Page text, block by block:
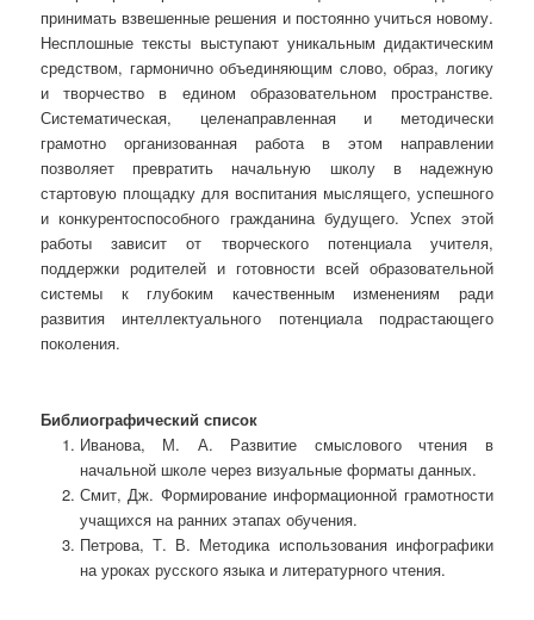
принимать взвешенные решения и постоянно учиться новому.
Несплошные тексты выступают уникальным дидактическим
средством, гармонично объединяющим слово, образ, логику
и творчество в едином образовательном пространстве.
Систематическая, целенаправленная и методически
грамотно организованная работа в этом направлении
позволяет превратить начальную школу в надежную
стартовую площадку для воспитания мыслящего, успешного
и конкурентоспособного гражданина будущего. Успех этой
работы зависит от творческого потенциала учителя,
поддержки родителей и готовности всей образовательной
системы к глубоким качественным изменениям ради
развития интеллектуального потенциала подрастающего
поколения.
Библиографический список
Иванова, М. А. Развитие смыслового чтения в
начальной школе через визуальные форматы данных.
Смит, Дж. Формирование информационной грамотности
учащихся на ранних этапах обучения.
Петрова, Т. В. Методика использования инфографики
на уроках русского языка и литературного чтения.